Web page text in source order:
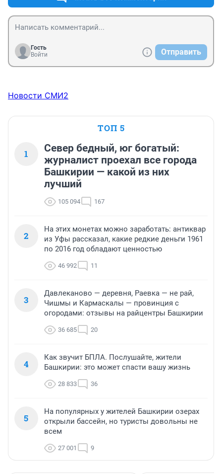
Гость
Войти
Отправить
Новости СМИ2
ТОП 5
1
Север бедный, юг богатый:
журналист проехал все города
Башкирии — какой из них
лучший
105 094 167
2
На этих монетах можно заработать: антиквар
из Уфы рассказал, какие редкие деньги 1961
по 2016 год обладают ценностью
46 992 11
3
Давлеканово — деревня, Раевка — не рай,
Чишмы и Кармаскалы — провинция с
огородами: отзывы на райцентры Башкирии
36 685 20
4
Как звучит БПЛА. Послушайте, жители
Башкирии: это может спасти вашу жизнь
28 833 36
5
На популярных у жителей Башкирии озерах
открыли бассейн, но туристы довольны не
всем
27 001 9